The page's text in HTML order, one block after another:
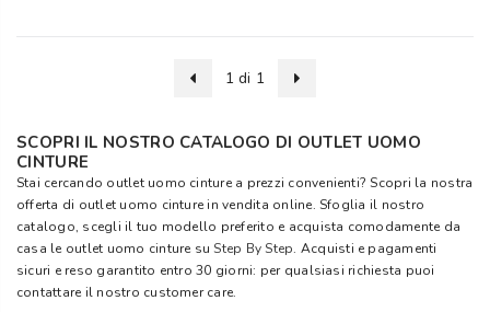
1 di 1
SCOPRI IL NOSTRO CATALOGO DI OUTLET UOMO
CINTURE
Stai cercando outlet uomo cinture a prezzi convenienti? Scopri la nostra
offerta di outlet uomo cinture in vendita online. Sfoglia il nostro
catalogo, scegli il tuo modello preferito e acquista comodamente da
casa le outlet uomo cinture suStep By Step. Acquisti e pagamenti
sicuri e reso garantito entro 30 giorni: per qualsiasi richiesta puoi
contattare il nostro customer care.